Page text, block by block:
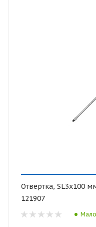
Отвертка, SL3х100
121907
Мало